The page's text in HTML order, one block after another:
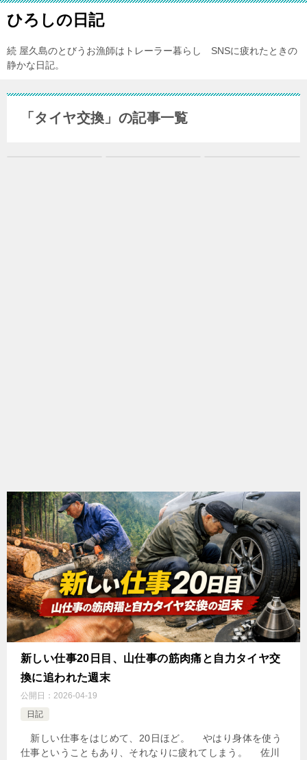
ひろしの日記
続 屋久島のとびうお漁師はトレーラー暮らし SNSに疲れたときの
静かな日記。
「タイヤ交換」の記事一覧
新しい仕事20日目、山仕事の筋肉痛と自力タイヤ交
換に追われた週末
公開日： 2026-04-19
日記
新しい仕事をはじめて、20日ほど。 やはり身体を使う
仕事ということもあり、それなりに疲れてしまう。 佐川